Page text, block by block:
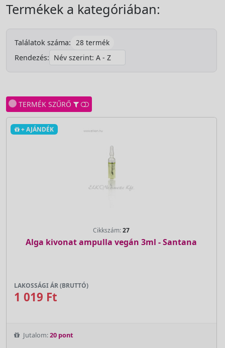
Termékek a kategóriában:
Találatok száma:
28 termék
Rendezés:
TERMÉK SZŰRŐ
+ AJÁNDÉK
Cikkszám:27
Alga kivonat ampulla vegán 3ml - Santana
LAKOSSÁGI ÁR (BRUTTÓ)
1 019 Ft
Jutalom:20 pont